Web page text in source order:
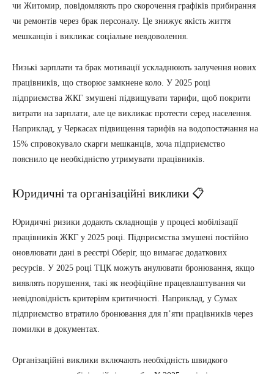
чи Житомир, повідомляють про скорочення графіків прибирання
чи ремонтів через брак персоналу. Це знижує якість життя
мешканців і викликає соціальне невдоволення.
Низькі зарплати та брак мотивації ускладнюють залучення нових
працівників, що створює замкнене коло. У 2025 році
підприємства ЖКГ змушені підвищувати тарифи, щоб покрити
витрати на зарплати, але це викликає протести серед населення.
Наприклад, у Черкасах підвищення тарифів на водопостачання на
15% спровокувало скарги мешканців, хоча підприємство
пояснило це необхідністю утримувати працівників.
Юридичні та організаційні виклики 📋
Юридичні ризики додають складнощів у процесі мобілізації
працівників ЖКГ у 2025 році. Підприємства змушені постійно
оновлювати дані в реєстрі Оберіг, що вимагає додаткових
ресурсів. У 2025 році ТЦК можуть анулювати бронювання, якщо
виявлять порушення, такі як неофіційне працевлаштування чи
невідповідність критеріям критичності. Наприклад, у Сумах
підприємство втратило бронювання для п’яти працівників через
помилки в документах.
Організаційні виклики включають необхідність швидкого